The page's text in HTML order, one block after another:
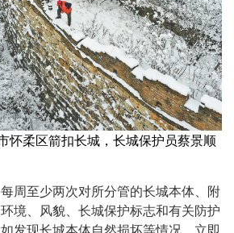
柔区箭扣长城，长城保护员蔡景顺
至少两次对所分管的长城本体、附
境、风貌、长城保护标志和有关防护